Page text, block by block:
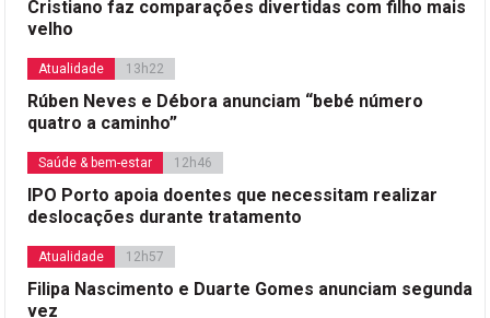
Cristiano faz comparações divertidas com filho mais
velho
Atualidade 13h22
Rúben Neves e Débora anunciam “bebé número
quatro a caminho”
Saúde & bem-estar 12h46
IPO Porto apoia doentes que necessitam realizar
deslocações durante tratamento
Atualidade 12h57
Filipa Nascimento e Duarte Gomes anunciam segunda
vez